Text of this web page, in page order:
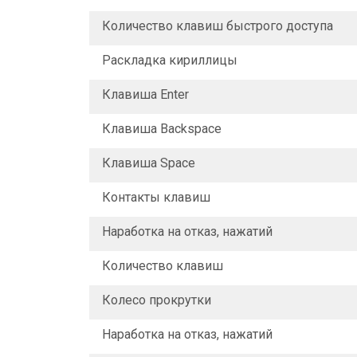
Количество клавиш быстрого доступа
Раскладка кириллицы
Клавиша Enter
Клавиша Backspace
Клавиша Space
Контакты клавиш
Наработка на отказ, нажатий
Количество клавиш
Колесо прокрутки
Наработка на отказ, нажатий